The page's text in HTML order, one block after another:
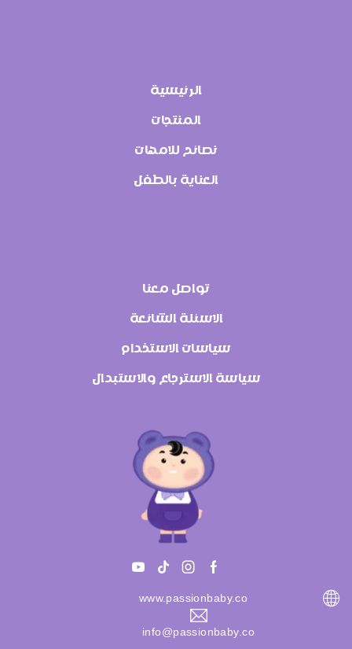
الرئيسية
المنتجات
نصائح للامهات
العناية بالطفل
تواصل معنا
الاسئلة الشائعة
سياسات الاستخدام
سياسة الاسترجاع والاستبدال
www.passionbaby.co
info@passionbaby.co